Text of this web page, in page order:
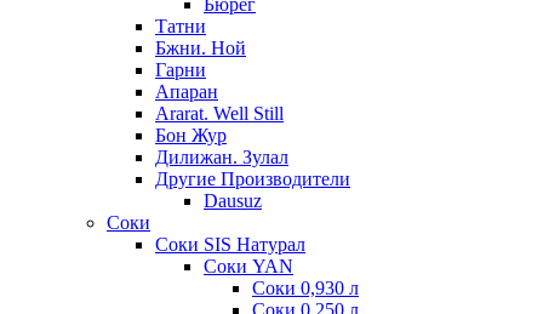
Бюрег
Татни
Бжни. Ной
Гарни
Апаран
Ararat. Well Still
Бон Жур
Дилижан. Зулал
Другие Производители
Dausuz
Соки
Соки SIS Натурал
Соки YAN
Соки 0,930 л
Соки 0,250 л